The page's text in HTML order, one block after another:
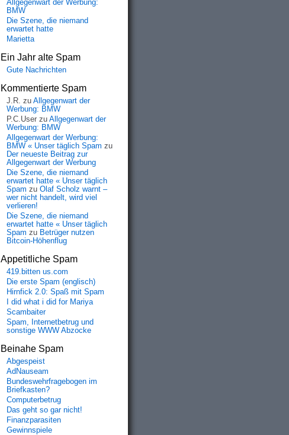
Allgegenwart der Werbung:
BMW
Die Szene, die niemand
erwartet hatte
Marietta
Ein Jahr alte Spam
Gute Nachrichten
Kommentierte Spam
J.R. zu Allgegenwart der
Werbung: BMW
P.C.User zu Allgegenwart der
Werbung: BMW
Allgegenwart der Werbung:
BMW « Unser täglich Spam zu
Der neueste Beitrag zur
Allgegenwart der Werbung
Die Szene, die niemand
erwartet hatte « Unser täglich
Spam zu Olaf Scholz warnt –
wer nicht handelt, wird viel
verlieren!
Die Szene, die niemand
erwartet hatte « Unser täglich
Spam zu Betrüger nutzen
Bitcoin-Höhenflug
Appetitliche Spam
419.bitten us.com
Die erste Spam (englisch)
Hirnfick 2.0: Spaß mit Spam
I did what i did for Mariya
Scambaiter
Spam, Internetbetrug und
sonstige WWW Abzocke
Beinahe Spam
Abgespeist
AdNauseam
Bundeswehrfragebogen im
Briefkasten?
Computerbetrug
Das geht so gar nicht!
Finanzparasiten
Gewinnspiele